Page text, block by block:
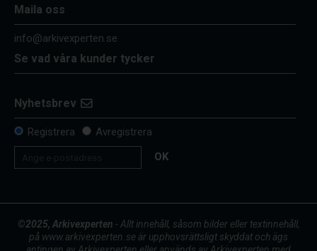
Maila oss
info@arkivexperten.se
Se vad våra kunder tycker
Nyhetsbrev
Registrera
Avregistrera
OK
©2025, Arkivexperten - Allt innehåll, såsom bilder eller textinnehåll,
på www.arkivexperten.se är upphovsrättsligt skyddat och ägs